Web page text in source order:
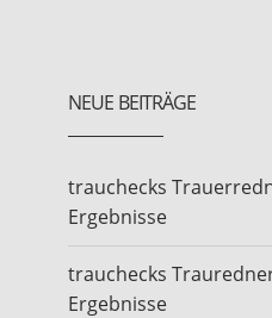
NEUE BEITRÄGE
trauchecks
Ergebnisse
trauchecks
Ergebnisse